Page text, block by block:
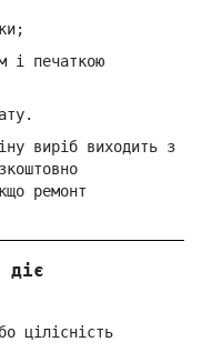
і печаткою
виріб виходить з
ремонт
діє
цілісність